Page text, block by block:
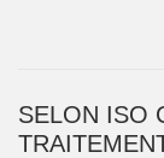
SELON ISO